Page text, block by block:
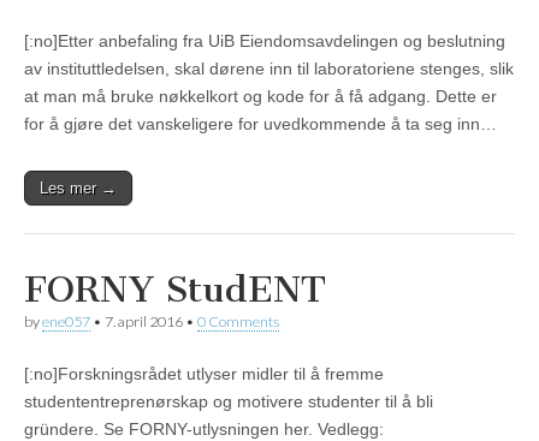
[:no]Etter anbefaling fra UiB Eiendomsavdelingen og beslutning
av instituttledelsen, skal dørene inn til laboratoriene stenges, slik
at man må bruke nøkkelkort og kode for å få adgang. Dette er
for å gjøre det vanskeligere for uvedkommende å ta seg inn…
Les mer →
FORNY StudENT
byene057 • 7. april 2016 • 0 Comments
[:no]Forskningsrådet utlyser midler til å fremme
studententreprenørskap og motivere studenter til å bli
gründere. Se FORNY-utlysningen her. Vedlegg: